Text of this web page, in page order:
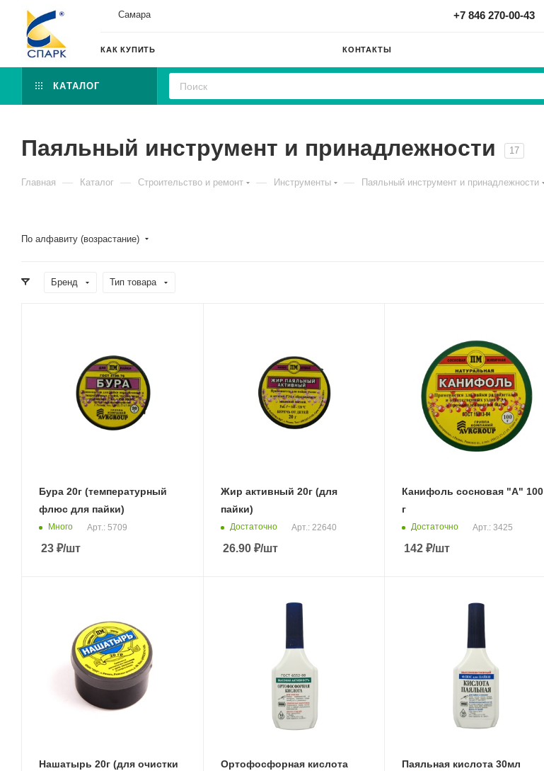
Самара +7 846 270-00-43
КАК КУПИТЬ КОНТАКТЫ
КАТАЛОГ
Паяльный инструмент и принадлежности 17
Главная — Каталог — Строительство и ремонт — Инструменты — Паяльный инструмент и принадлежности
По алфавиту (возрастание)
Бренд Тип товара
Бура 20г (температурный
флюс для пайки)
Много Арт.: 5709
23 ₽/шт
Жир активный 20г (для
пайки)
Достаточно Арт.: 22640
26.90₽/шт
Канифоль сосновая "А" 100
г
Достаточно Арт.: 3425
142 ₽/шт
Нашатырь 20г (для очистки
Ортофосфорная кислота
Паяльная кислота 30мл